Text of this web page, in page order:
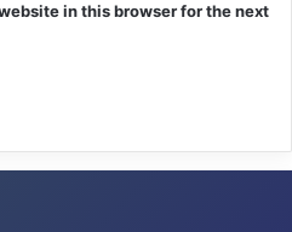
in this browser for the next